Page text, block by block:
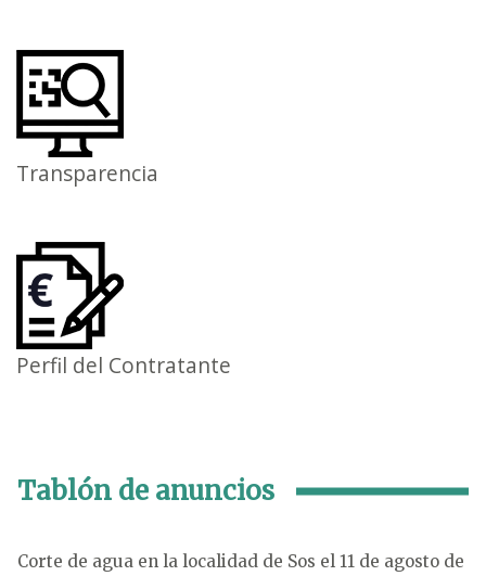
Transparencia
Perfil del Contratante
Tablón de anuncios
Corte de agua en la localidad de Sos el 11 de agosto de